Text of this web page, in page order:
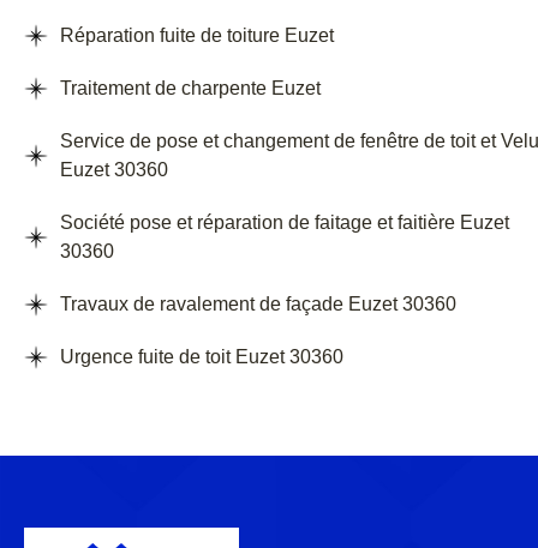
Réparation fuite de toiture Euzet
Traitement de charpente Euzet
Service de pose et changement de fenêtre de toit et
Euzet 30360
Société pose et réparation de faitage et faitière Euzet
30360
Travaux de ravalement de façade Euzet 30360
Urgence fuite de toit Euzet 30360